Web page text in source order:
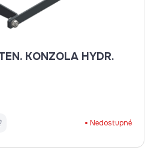
KONZOLA HYDR.
Nedostupné